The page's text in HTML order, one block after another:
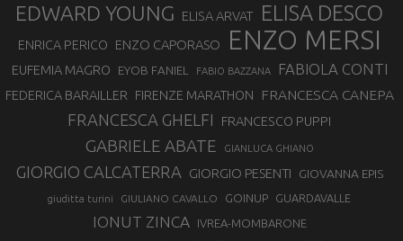
EDWARD YOUNG ELISA ARVAT ELISA DESCO
ENRICA PERICO ENZO CAPORASO ENZO MERSI
EUFEMIA MAGRO EYOB FANIEL FABIO BAZZANA FABIOLA CONTI
FEDERICA BARAILLER FIRENZE MARATHON FRANCESCA CANEPA
FRANCESCA GHELFI FRANCESCO PUPPI
GABRIELE ABATE GIANLUCA GHIANO
GIORGIO CALCATERRA GIORGIO PESENTI GIOVANNA EPIS
giuditta turini GIULIANO CAVALLO GOINUP GUARDAVALLE
IONUT ZINCA IVREA-MOMBARONE